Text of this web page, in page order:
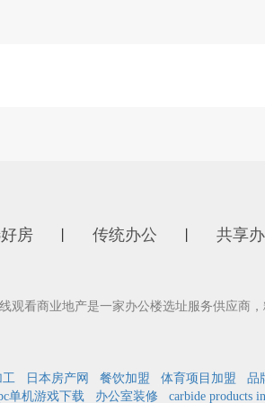
房 传统办公 共享
看商业地产是一家办公楼选址服务供应商
工 日本房产网 餐饮加盟 体育项目加盟
品
单机游戏下载 办公室装修 carbide products